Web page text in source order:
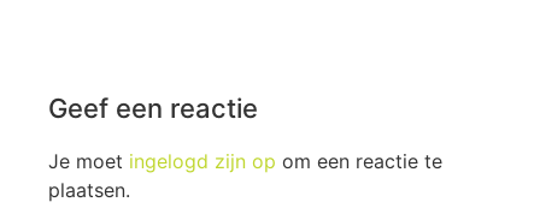
Geef een reactie
Je moet ingelogd zijn op om een reactie te
plaatsen.